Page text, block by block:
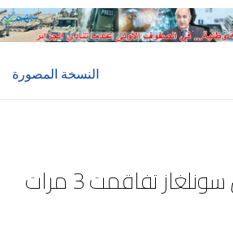
النسخة المصورة
تفاقمت 3 مرات